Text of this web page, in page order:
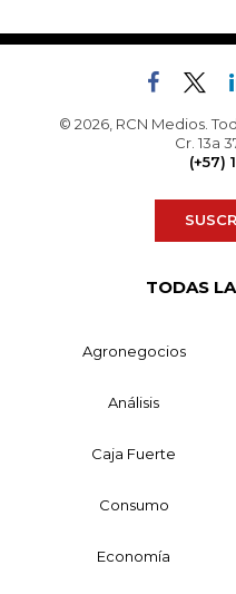
© 2026, RCN Medios.
Cr. 13a
(+57)
TODAS
Agronegocios
Análisis
Caja Fuerte
Consumo
Economía